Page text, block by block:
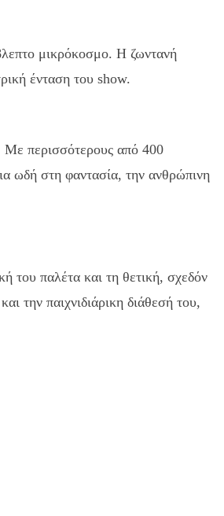
μικρόκοσμο. Η ζωντανή
ένταση του show.
Με περισσότερους από 400
ωδή στη φαντασία, την ανθρώπινη
του παλέτα και τη θετική, σχεδόν
την παιχνιδιάρικη διάθεσή του,